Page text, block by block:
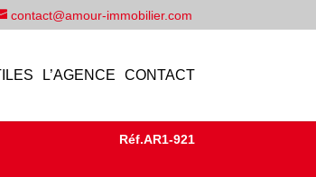
contact@amour-immobilier.com
L’AGENCE CONTACT
Réf.AR1-921